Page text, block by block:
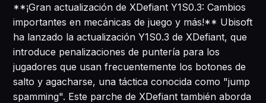
**¡Gran actualización de XDefiant Y1S0.3: Cambios
importantes en mecánicas de juego y más!** Ubisoft
ha lanzado la actualización Y1S0.3 de XDefiant, que
introduce penalizaciones de puntería para los
jugadores que usan frecuentemente los botones de
salto y agacharse, una táctica conocida como "jump
spamming". Este parche de XDefiant también aborda